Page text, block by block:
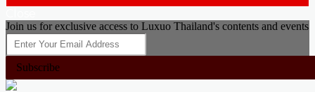
Join us for exclusive access to Luxuo Thailand's contents and events
Subscribe